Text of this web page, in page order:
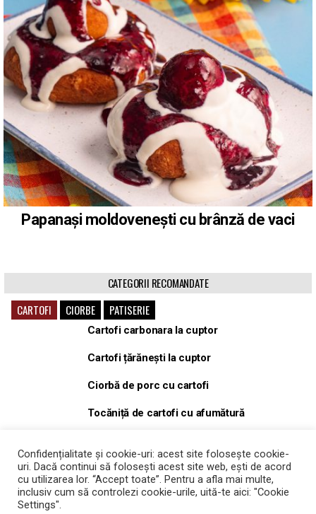
Papanași moldovenești cu brânză de vaci
CATEGORII RECOMANDATE
CARTOFI
CIORBE PATISERIE
Cartofi carbonara la cuptor
Cartofi țărănești la cuptor
Ciorbă de porc cu cartofi
Tocăniță de cartofi cu afumătură
Cartofi Wedges la cuptor
Confidențialitate și cookie-uri: acest site folosește cookie-
uri. Dacă continui să folosești acest site web, ești de acord
cu utilizarea lor. “Accept toate”. Pentru a afla mai multe,
inclusiv cum să controlezi cookie-urile, uită-te aici: "Cookie
Settings".